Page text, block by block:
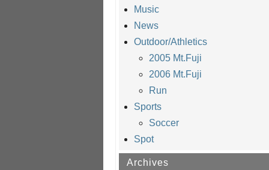
Music
News
Outdoor/Athletics
2005 Mt.Fuji
2006 Mt.Fuji
Run
Sports
Soccer
Spot
Archives